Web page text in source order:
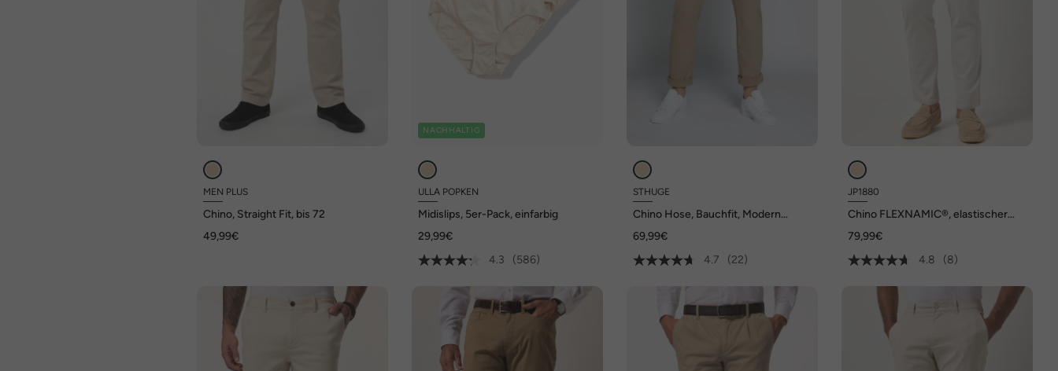
MEN PLUS
Chino, Straight Fit, bis 72
49,99€
NACHHALTIG
ULLA POPKEN
Midislips, 5er-Pack, einfarbig
29,99€
4.3
(586)
STHUGE
Chino Hose, Bauchfit, Modern
69,99€
4.7
(22)
JP1880
Chino FLEXNAMIC®, elastischer
79,99€
4.8
(8)